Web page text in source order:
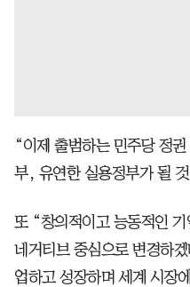
“이제 출범하는 민주당 정
부, 유연한 실용정부가 될
또 “창의적이고 능동적인
네거티브 중심으로 변경하
업하고 성장하며 세계 시장